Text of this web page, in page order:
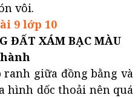
vôi.
9 lớp 10
ĐẤT XÁM BẠC MÀU
giữa đồng bằng và
hình dốc thoải nên quá